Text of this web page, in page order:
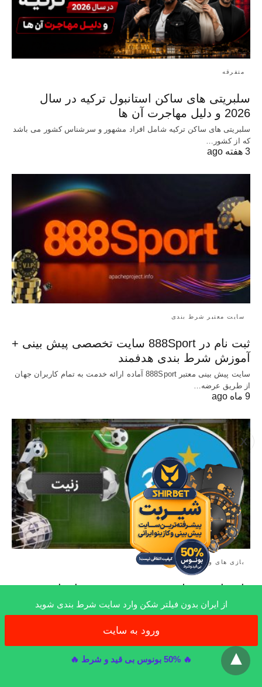
X
متفرقه
سلبریتی های ساکن استانبول ترکیه در سال
2026 و دلیل مهاجرت آن ها
سلبریتی های ساکن ترکیه شامل افراد مشهور و سرشناس کشور می باشد
که از کشور…
3 هفته ago
سایت معتبر شرط بندی
ثبت نام در 888Sport سایت تخصصی پیش بینی +
آموزش شرط بندی هدفمند
سایت پیش بینی معتبر 888Sport آماده ارائه خدمت به تمام کاربران جهان
از طریق عرضه…
9 ماه ago
بازی های ورزشی
راهنمای شرط بندی روی زنیت همراه با بونوس
از ایران بدون فیلتر شکن وارد سایت شرط بندی شوید
ورود به سایت
🔥 50% بونوس بی قید و شرط 🔥